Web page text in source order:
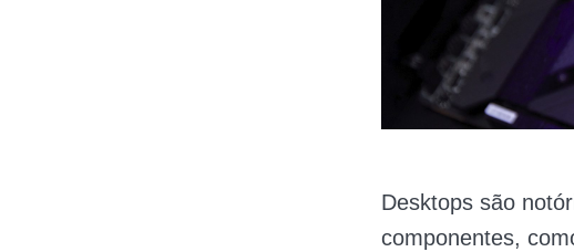
Desktops são
componentes,